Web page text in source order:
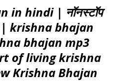
in hindi | नॉनस्टॉप
| krishna bhajan
bhajan mp3
of living krishna
Krishna Bhajan